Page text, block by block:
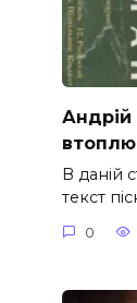
Андрій
В даній
текст
0